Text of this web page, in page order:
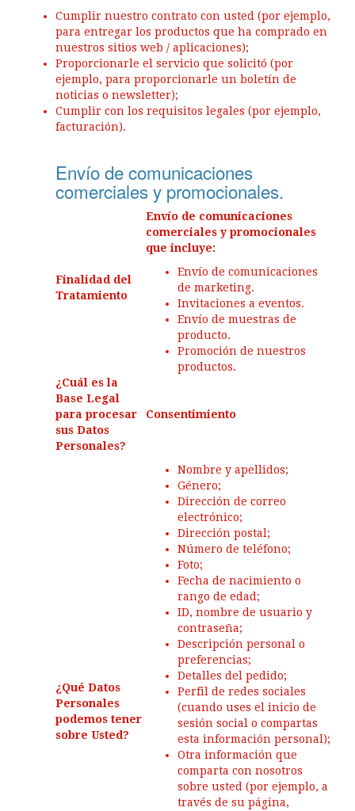
Cumplir nuestro contrato con usted (por ejemplo,
para entregar los productos que ha comprado en
nuestros sitios web / aplicaciones);
Proporcionarle el servicio que solicitó (por
ejemplo, para proporcionarle un boletín de
noticias o newsletter);
Cumplir con los requisitos legales (por ejemplo,
facturación).
Envío de comunicaciones
comerciales y promocionales.
Finalidad del
Tratamiento
Envío de comunicaciones
comerciales y promocionales
que incluye:
Envío de comunicaciones
de marketing.
Invitaciones a eventos.
Envío de muestras de
producto.
Promoción de nuestros
productos.
¿Cuál es la
Base Legal
para procesar
sus Datos
Personales?
Consentimiento
¿Qué Datos
Personales
podemos tener
sobre Usted?
Nombre y apellidos;
Género;
Dirección de correo
electrónico;
Dirección postal;
Número de teléfono;
Foto;
Fecha de nacimiento o
rango de edad;
ID, nombre de usuario y
contraseña;
Descripción personal o
preferencias;
Detalles del pedido;
Perfil de redes sociales
(cuando uses el inicio de
sesión social o compartas
esta información personal);
Otra información que
comparta con nosotros
sobre usted (por ejemplo, a
través de su página,